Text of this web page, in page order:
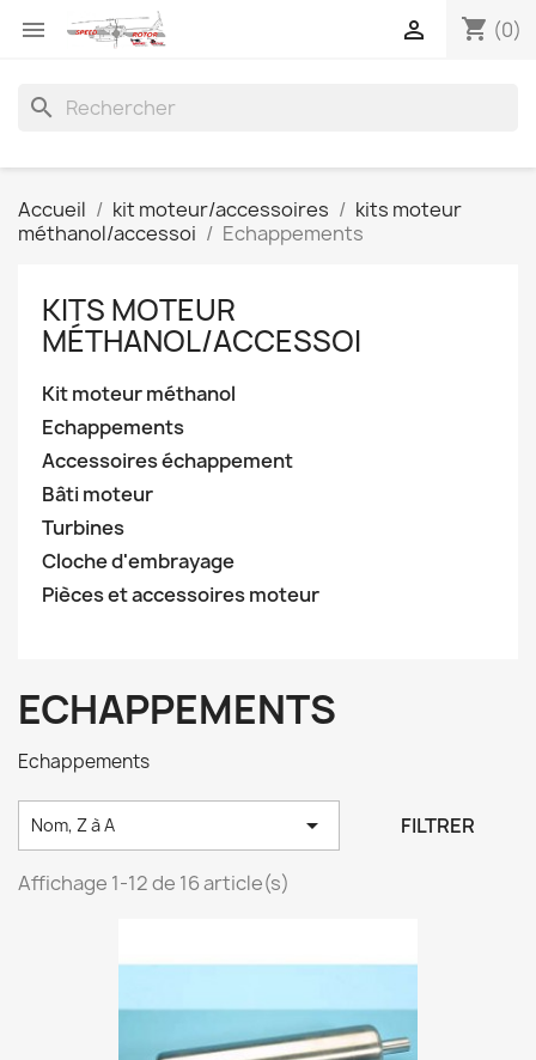
 shopping_cart (0)

search
Accueil kit moteur/accessoires
kits moteur
méthanol/accessoi
Echappements
KITS MOTEUR
MÉTHANOL/ACCESSOI
Kit moteur méthanol
Echappements
Accessoires échappement
Bâti moteur
Turbines
Cloche d'embrayage
Pièces et accessoires moteur
ECHAPPEMENTS
Echappements
Nom, Z à A  FILTRER
Affichage 1-12 de 16 article(s)